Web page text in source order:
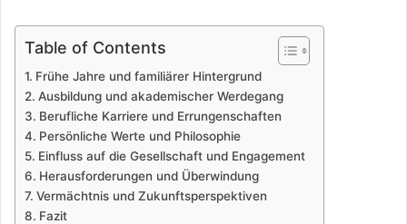
Table of Contents
Frühe Jahre und familiärer Hintergrund
Ausbildung und akademischer Werdegang
Berufliche Karriere und Errungenschaften
Persönliche Werte und Philosophie
Einfluss auf die Gesellschaft und Engagement
Herausforderungen und Überwindung
Vermächtnis und Zukunftsperspektiven
Fazit